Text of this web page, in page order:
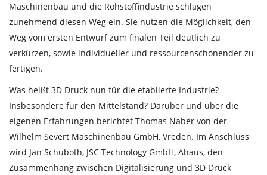
Maschinenbau und die Rohstoffindustrie schlagen
zunehmend diesen Weg ein. Sie nutzen die Möglichkeit, den
Weg vom ersten Entwurf zum finalen Teil deutlich zu
verkürzen, sowie individueller und ressourcenschonender zu
fertigen.
Was heißt 3D Druck nun für die etablierte Industrie?
Insbesondere für den Mittelstand? Darüber und über die
eigenen Erfahrungen berichtet Thomas Naber von der
Wilhelm Severt Maschinenbau GmbH, Vreden. Im Anschluss
wird Jan Schuboth, JSC Technology GmbH, Ahaus, den
Zusammenhang zwischen Digitalisierung und 3D Druck